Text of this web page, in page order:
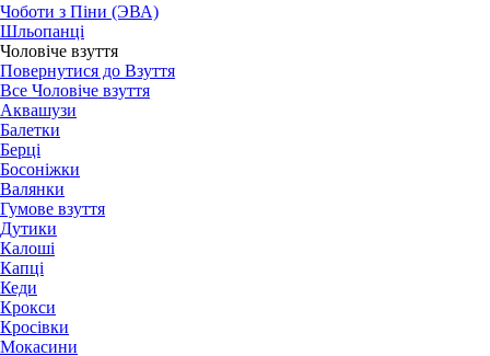
Чоботи з Піни (ЭВА)
Шльопанці
Чоловіче взуття
Повернутися до Взуття
Все Чоловіче взуття
Аквашузи
Балетки
Берці
Босоніжки
Валянки
Гумове взуття
Дутики
Калоші
Капці
Кеди
Крокси
Кросівки
Мокасини